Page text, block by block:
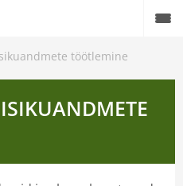
töötlemine